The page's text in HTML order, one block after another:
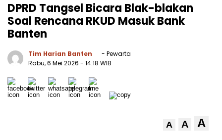
DPRD Tangsel Bicara Blak-blakan
Soal Rencana RKUD Masuk Bank
Banten
Tim Harian Banten
- Pewarta
Rabu, 6 Mei 2026 - 14:18 WIB
A A A